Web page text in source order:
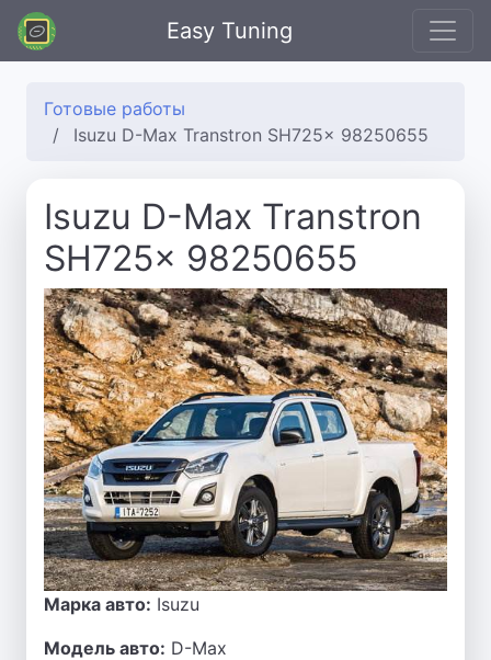
Easy Tuning
Готовые работы
Isuzu D-Max Transtron SH725x 98250655
Isuzu D-Max Transtron
SH725x 98250655
Марка авто: Isuzu
Модель авто: D-Max